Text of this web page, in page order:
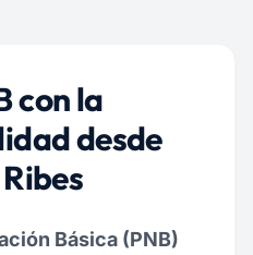
con la
desde
Básica (PNB)